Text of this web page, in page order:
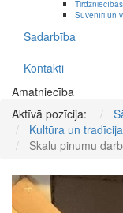
Suvenīri un
Sadarbība
Kontakti
Amatniecība
Aktīvā pozīcija:
Kultūra un
Skalu pinumu